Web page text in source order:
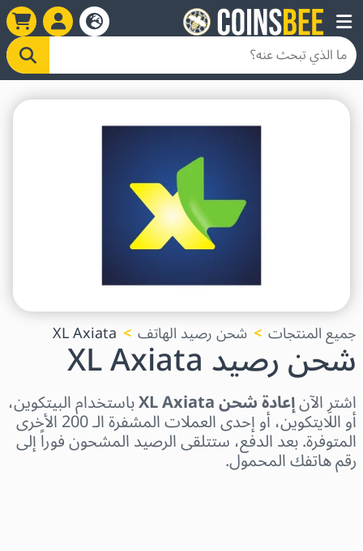
جميع المنتجات شحن رصيد الهاتف XL Axiata شحن رصيد XL Axiata
اشترِ الآنإعادة شحن XL Axiata باستخدام البيتكوين،
أو اللايتكوين، أو إحدى العملات المشفرة الـ 200 الأخرى
المتوفرة. بعد الدفع، ستتلقى الرصيد المشحون فوراً إلى
رقم هاتفك المحمول.